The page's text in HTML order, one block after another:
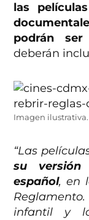
las
podrán ser
deberán
Imagen ilustrativa.
“Las
su
español, en
infantil y